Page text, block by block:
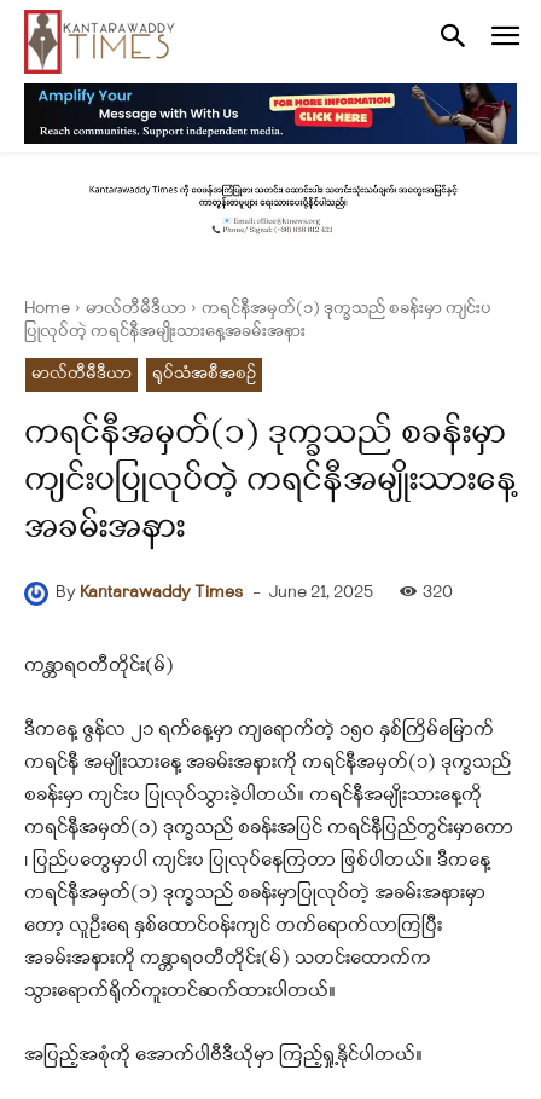
Home မာလ်တီမီဒီယာ
ကရင်နီအမှတ်(၁) ဒုက္ခသည် စခန်းမှာ ကျင်းပ
ပြုလုပ်တဲ့ ကရင်နီအမျိုးသားနေ့အခမ်းအနား
မာလ်တီမီဒီယာ
ရုပ်သံအစီအစဉ်
ကရင်နီအမှတ်(၁) ဒုက္ခသည် စခန်းမှာ
ကျင်းပပြုလုပ်တဲ့ ကရင်နီအမျိုးသားနေ့
အခမ်းအနား
By Kantarawaddy Times - June 21, 2025 320
ကန္တာရဝတီတိုင်း(မ်)
ဒီကနေ့ ဇွန်လ ၂၁ ရက်နေ့မှာ ကျရောက်တဲ့ ၁၅၀ နှစ်ကြိမ်မြောက်
ကရင်နီ အမျိုးသားနေ့ အခမ်းအနားကို ကရင်နီအမှတ်(၁) ဒုက္ခသည်
စခန်းမှာ ကျင်းပ ပြုလုပ်သွားခဲ့ပါတယ်။ ကရင်နီအမျိုးသားနေ့ကို
ကရင်နီအမှတ်(၁) ဒုက္ခသည် စခန်းအပြင် ကရင်နီပြည်တွင်းမှာကော
၊ ပြည်ပတွေမှာပါ ကျင်းပ ပြုလုပ်နေကြတာ ဖြစ်ပါတယ်။ ဒီကနေ့
ကရင်နီအမှတ်(၁) ဒုက္ခသည် စခန်းမှာပြုလုပ်တဲ့ အခမ်းအနားမှာ
တော့ လူဦးရေ နှစ်ထောင်ဝန်းကျင် တက်ရောက်လာကြပြီး
အခမ်းအနားကို ကန္တာရဝတီတိုင်း(မ်) သတင်းထောက်က
သွားရောက်ရိုက်ကူးတင်ဆက်ထားပါတယ်။
အပြည့်အစုံကို အောက်ပါဗီဒီယိုမှာ ကြည့်ရှု့နိုင်ပါတယ်။